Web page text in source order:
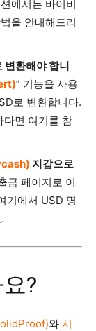
에서는 바이비
을 안내해드리
변환해야 합니
” 기능을 사용
로 변환합니다.
다면 여기를 참
지갑으로
금 페이지로 이
기에서 USD 명
?
와 시